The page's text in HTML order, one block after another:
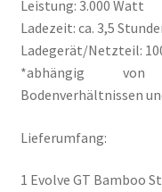
Leistung: 3.000 Watt
Ladezeit: ca. 3,5
Ladegerät/Netzteil:
*abhängig von
Bodenverhältnissen
Lieferumfang:
1 Evolve GT Bamboo